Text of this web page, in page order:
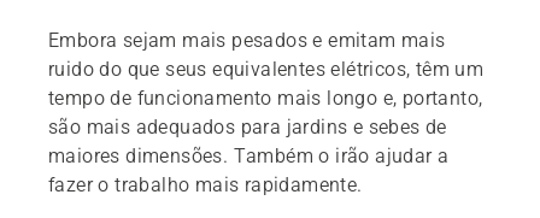
Embora sejam mais pesados e emitam mais
ruido do que seus equivalentes elétricos, têm um
tempo de funcionamento mais longo e, portanto,
são mais adequados para jardins e sebes de
maiores dimensões. Também o irão ajudar a
fazer o trabalho mais rapidamente.